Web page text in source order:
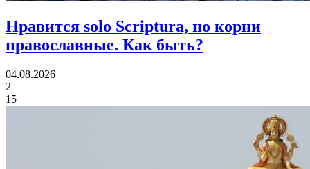
Нравится solo Scriptura, но корни
православные. Как быть?
04.08.2026
2
15